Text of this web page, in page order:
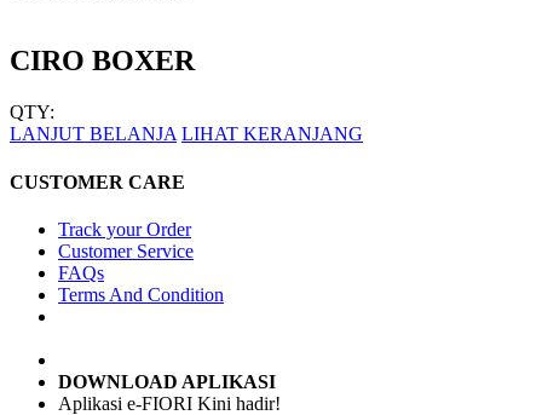
CIRO BOXER
QTY:
LANJUT BELANJA LIHAT KERANJANG
CUSTOMER CARE
Track your Order
Customer Service
FAQs
Terms And Condition
DOWNLOAD APLIKASI
Aplikasi e-FIORI Kini hadir!